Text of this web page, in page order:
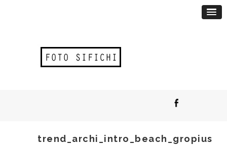
trend_archi_intro_beach_gropius